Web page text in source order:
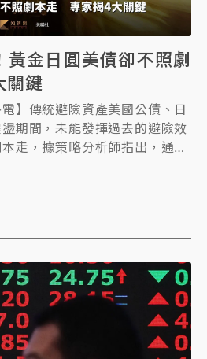
金日圓美債卻不照劇
鍵
電】傳統避險資產美國公債、日
期間，未能發揮過去的避險效
走，據策略分析師指出，通膨
財政疑慮以及各國貨幣政策分
偏好依然強勁，投資人持續湧